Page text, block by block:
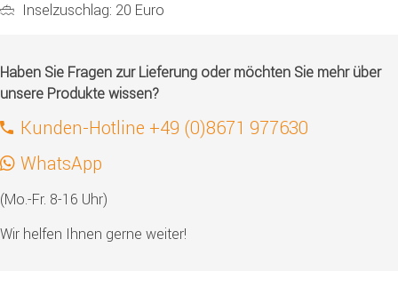
Inselzuschlag: 20 Euro
Haben Sie Fragen zur Lieferung oder möchten Sie mehr über
unsere Produkte wissen?
Kunden-Hotline +49 (0)8671 977630
WhatsApp
(Mo.-Fr. 8-16 Uhr)
Wir helfen Ihnen gerne weiter!